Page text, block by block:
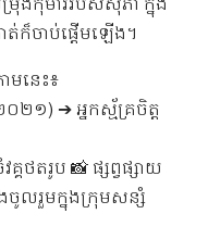
ក៏ចាប់ផ្តើមឡើង។
មនេះ៖
០២១) ➔ អ្នកស្ម័គ្រចិត្ត
គថតរូប 📸 ផ្សព្វផ្សាយ
ចូលរួមក្នុងក្រុមសន្សំ